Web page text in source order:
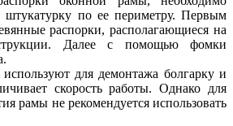
штукатурку по ее периметру. Первым
распорки, располагающиеся на
Далее с помощью фомки
для демонтажа болгарку и
скорость работы. Однако для
рамы не рекомендуется использовать